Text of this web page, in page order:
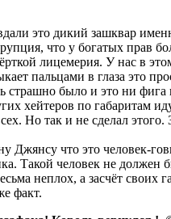
это дикий зашквар
что у богатых прав
лицемерия. У нас в
пальцами в глаза это
страшно было и это ни фига
хейтеров по габаритам
Но так и не сделал
Джянсу что это человек-
Такой человек не должен
неплох, а засчёт своих
факт.